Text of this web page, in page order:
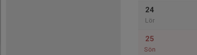
24
Lör
25
Sön